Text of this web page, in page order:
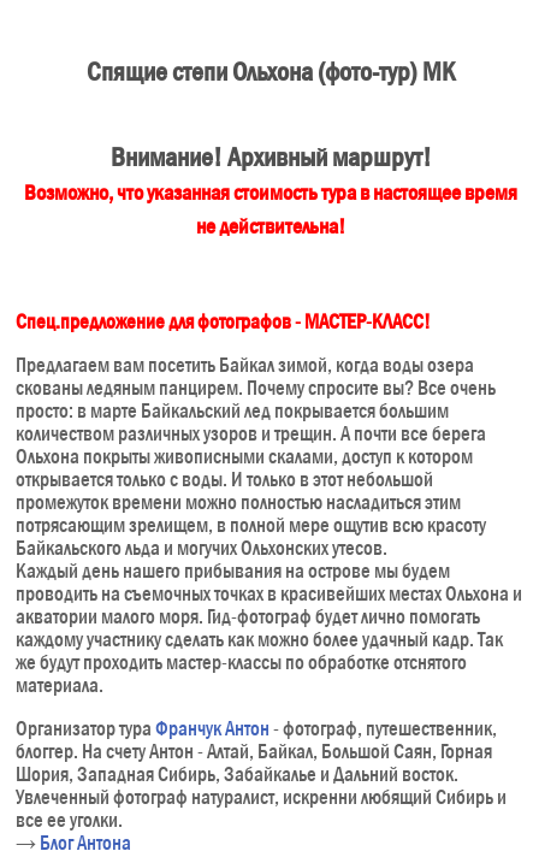
Спящие степи Ольхона (фото-тур) МК
Внимание! Архивный маршрут!
Возможно, что указанная стоимость тура в настоящее время
не действительна!
Спец.предложение для фотографов - МАСТЕР-КЛАСС!
Предлагаем вам посетить Байкал зимой, когда воды озера
скованы ледяным панцирем. Почему спросите вы? Все очень
просто: в марте Байкальский лед покрывается большим
количеством различных узоров и трещин. А почти все берега
Ольхона покрыты живописными скалами, доступ к котором
открывается только с воды. И только в этот небольшой
промежуток времени можно полностью насладиться этим
потрясающим зрелищем, в полной мере ощутив всю красоту
Байкальского льда и могучих Ольхонских утесов.
Каждый день нашего прибывания на острове мы будем
проводить на съемочных точках в красивейших местах Ольхона и
акватории малого моря. Гид-фотограф будет лично помогать
каждому участнику сделать как можно более удачный кадр. Так
же будут проходить мастер-классы по обработке отснятого
материала.
Организатор тураФранчук Антон- фотограф, путешественник,
блоггер. На счету Антон - Алтай, Байкал, Большой Саян, Горная
Шория, Западная Сибирь, Забайкалье и Дальний восток.
Увлеченный фотограф натуралист, искренни любящий Сибирь и
все ее уголки.
→Блог Антона